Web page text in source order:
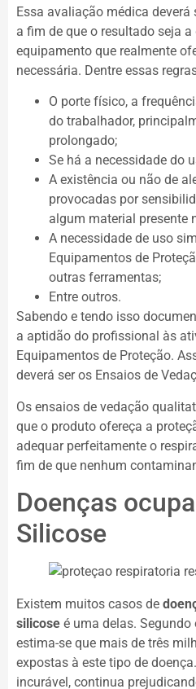
Essa avaliação médica deverá
a fim de que o resultado seja
equipamento que realmente
necessária. Dentre essas
O porte físico, a
do trabalhador,
prolongado;
Se há a necessidade do
A existência ou não de
provocadas por
algum material presente
A necessidade de uso
Equipamentos de
outras ferramentas;
Entre outros.
Sabendo e tendo isso
a aptidão do profissional às
Equipamentos de Proteção.
deverá ser os Ensaios de
Os ensaios de vedação
que o produto ofereça a
adequar perfeitamente o
fim de que nenhum
Doenças
Silicose
Existem muitos casos de
silicose é uma delas.
estima-se que mais de três
expostas à este tipo de
incurável, continua